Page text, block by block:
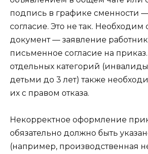
подпись в графике сменности —
согласие. Это не так. Необходим
документ — заявление
письменное согласие на
отдельных категорий
детьми до 3 лет) также
их с правом отказа.
Некорректное оформление
обязательно должно быть
(например, производственная